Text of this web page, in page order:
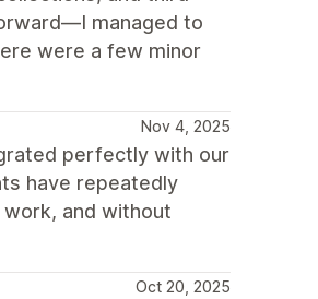
managed to
were a few minor
Nov 4, 2025
perfectly with our
have repeatedly
and without
Oct 20, 2025